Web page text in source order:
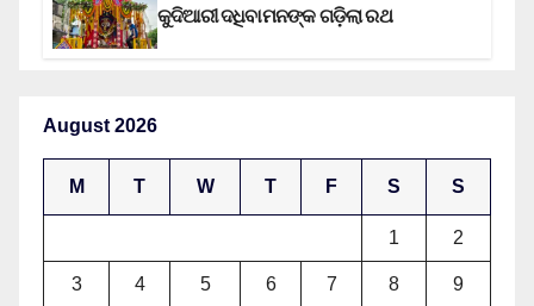
କୁଦିଆରୀ ଦଧିବାମନଙ୍କ ଗଡ଼ିଲା ରଥ
August 2026
M T W T F S S
1 2
3 4 5 6 7 8 9